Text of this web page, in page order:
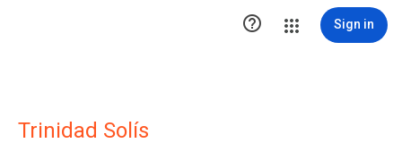
 Sign in
Trinidad Solís